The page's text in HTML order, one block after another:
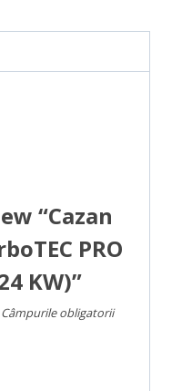
“Cazan
PRO
KW)”
Câmpurile obligatorii